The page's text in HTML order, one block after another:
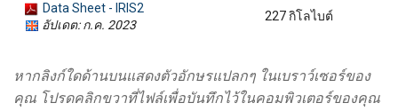
Data Sheet - IRIS2
อัปเดต: ก.ค. 2023
227 กิโลไบต์
หากลิงก์ใดด้านบนแสดงตัวอักษรแปลกๆ ในเบราว์เซอร์ของ
คุณ โปรดคลิกขวาที่ไฟล์เพื่อบันทึกไว้ในคอมพิวเตอร์ของคุณ